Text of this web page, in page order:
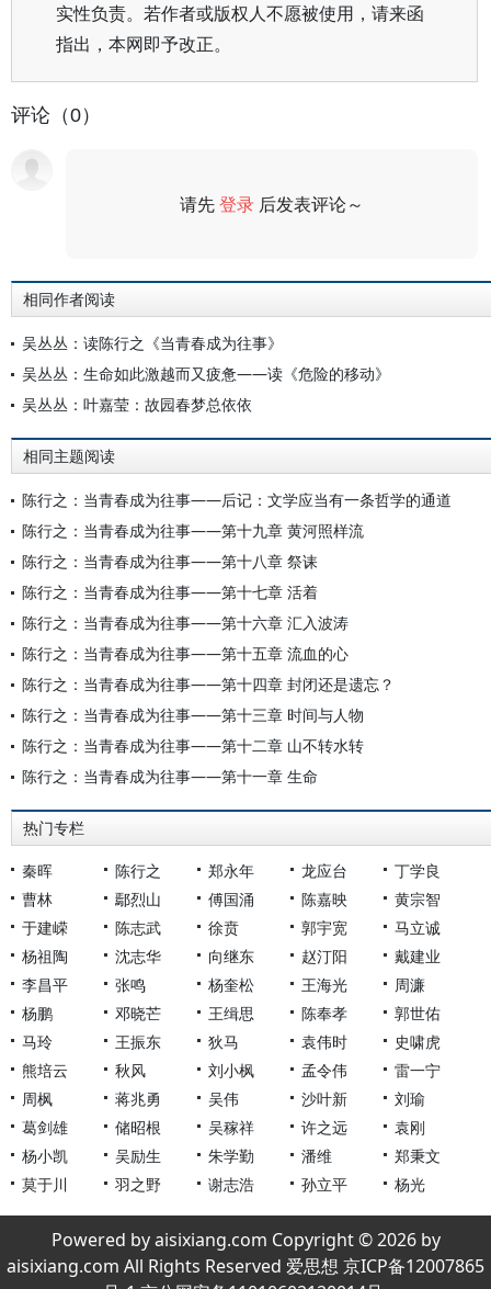
实性负责。若作者或版权人不愿被使用，请来函
指出，本网即予改正。
评论（0）
请先登录 后发表评论～
相同作者阅读
吴丛丛：读陈行之《当青春成为往事》
吴丛丛：生命如此激越而又疲惫——读《危险的移动》
吴丛丛：叶嘉莹：故园春梦总依依
相同主题阅读
陈行之：当青春成为往事——后记：文学应当有一条哲学的通道
陈行之：当青春成为往事——第十九章 黄河照样流
陈行之：当青春成为往事——第十八章 祭诔
陈行之：当青春成为往事——第十七章 活着
陈行之：当青春成为往事——第十六章 汇入波涛
陈行之：当青春成为往事——第十五章 流血的心
陈行之：当青春成为往事——第十四章 封闭还是遗忘？
陈行之：当青春成为往事——第十三章 时间与人物
陈行之：当青春成为往事——第十二章 山不转水转
陈行之：当青春成为往事——第十一章 生命
热门专栏
秦晖 陈行之 郑永年 龙应台
丁学良
曹林
鄢烈山 傅国涌 陈嘉映
黄宗智
于建嵘
陈志武 徐贲 郭宇宽
马立诚
杨祖陶
沈志华 向继东 赵汀阳
戴建业
李昌平
张鸣 杨奎松 王海光
周濂
杨鹏
邓晓芒 王缉思 陈奉孝
郭世佑
马玲
王振东 狄马 袁伟时
史啸虎
熊培云
秋风 刘小枫 孟令伟
雷一宁
周枫
蒋兆勇 吴伟 沙叶新
刘瑜
葛剑雄
储昭根 吴稼祥 许之远
袁刚
杨小凯
吴励生 朱学勤 潘维
郑秉文
莫于川
羽之野 谢志浩 孙立平 杨光
Powered by aisixiang.com Copyright © 2026 by
aisixiang.com All Rights Reserved 爱思想 京ICP备12007865